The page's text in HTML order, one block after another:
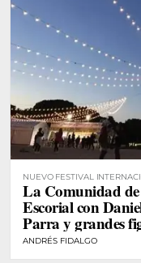
NUEVO FESTIVAL
DE MADRID
La Comunidad
Escorial con
Parra y grandes
ANDRÉS FIDALGO